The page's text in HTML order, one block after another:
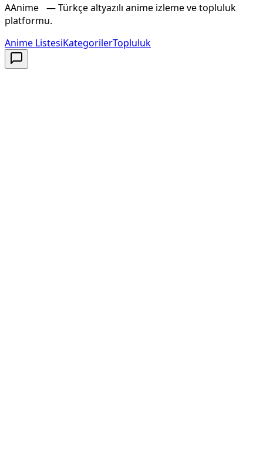
AAnime — Türkçe altyazılı anime izleme ve topluluk
platformu.
Anime ListesiKategorilerTopluluk